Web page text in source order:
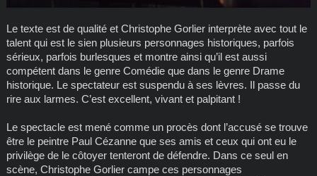
Le texte est de qualité et Christophe Gorlier interprète avec tout le
talent qui est le sien plusieurs personnages historiques, parfois
sérieux, parfois burlesques et montre ainsi qu’il est aussi
compétent dans le genre Comédie que dans le genre Drame
historique. Le spectateur est suspendu à ses lèvres. Il passe du
rire aux larmes. C’est excellent, vivant et palpitant !
Le spectacle est mené comme un procès dont l’accusé se trouve
être le peintre Paul Cézanne que ses amis et ceux qui ont eu le
privilège de le côtoyer tenteront de défendre. Dans ce seul en
scène, Christophe Gorlier campe ces personnages